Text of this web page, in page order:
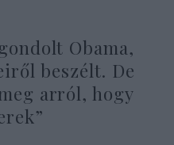
Obama,
beszélt. De
arról, hogy